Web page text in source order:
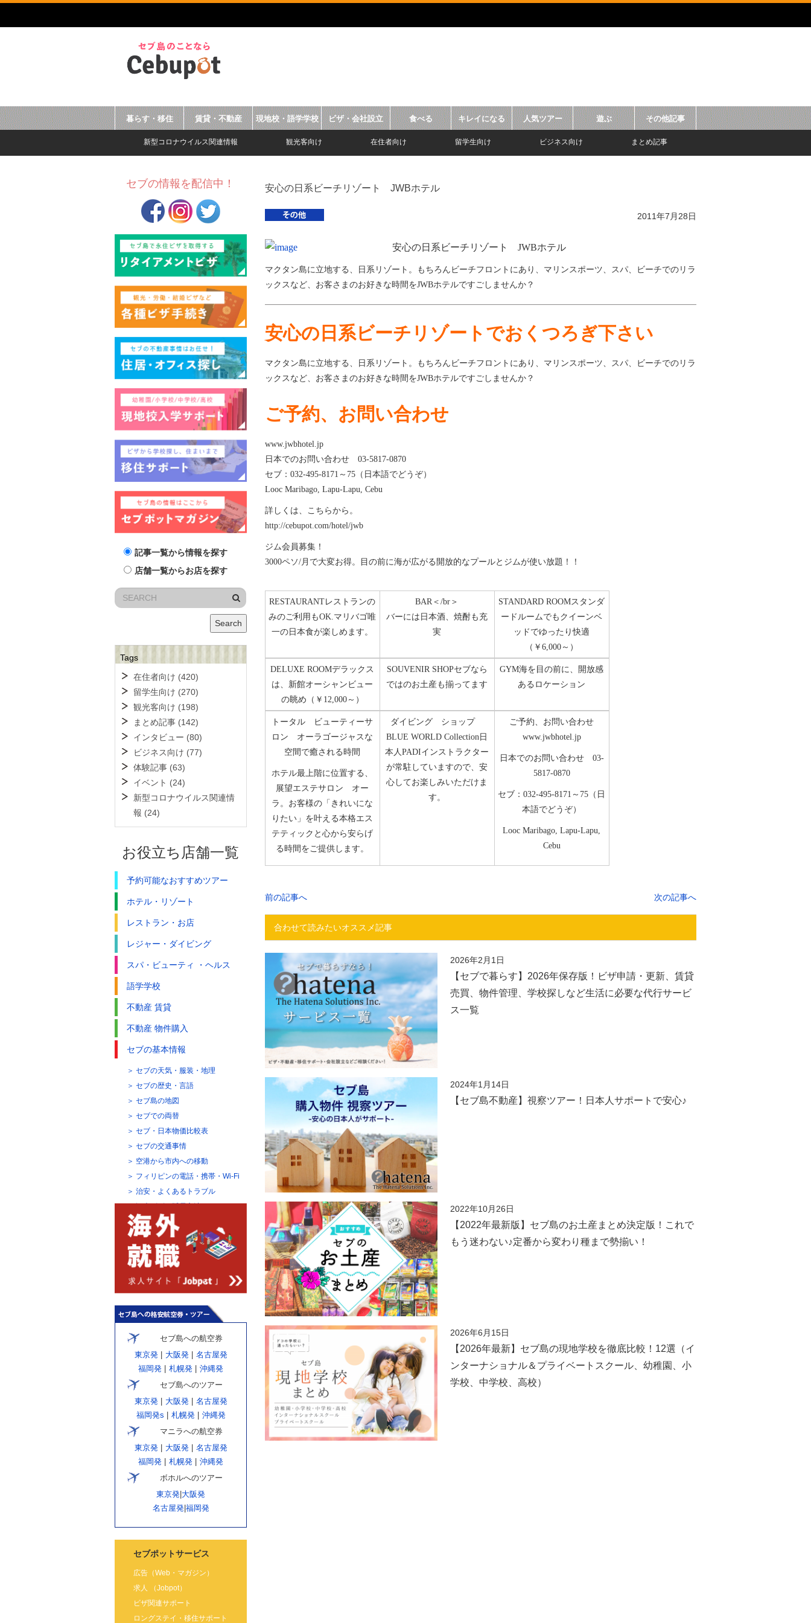
暮らす・移住 賃貸・不動産 現地校・語学学校 ビザ・会社設立 食べる キレイになる 人気ツアー 遊ぶ その他記事
新型コロナウイルス関連情報 観光客向け 在住者向け 留学生向け ビジネス向け まとめ記事
安心の日系ビーチリゾート JWBホテル
2011年7月28日
安心の日系ビーチリゾート JWBホテル
マクタン島に立地する、日系リゾート。もちろんビーチフロントにあり、マリンスポーツ、スパ、ビーチでのリラ
ックスなど、お客さまのお好きな時間をJWBホテルですごしませんか？
安心の日系ビーチリゾートでおくつろぎ下さい
マクタン島に立地する、日系リゾート。もちろんビーチフロントにあり、マリンスポーツ、スパ、ビーチでのリラ
ックスなど、お客さまのお好きな時間をJWBホテルですごしませんか？
ご予約、お問い合わせ
www.jwbhotel.jp
日本でのお問い合わせ 03-5817-0870
セブ：032-495-8171～75（日本語でどうぞ）
Looc Maribago, Lapu-Lapu, Cebu
詳しくは、こちらから。
http://cebupot.com/hotel/jwb
ジム会員募集！
3000ペソ/月で大変お得。目の前に海が広がる開放的なプールとジムが使い放題！！
RESTAURANTレストランの
みのご利用もOK.マリバゴ唯
一の日本食が楽しめます。
BAR＜/br＞
バーには日本酒、焼酎も充
実
STANDARD ROOMスタンダ
ードルームでもクイーンベ
ッドでゆったり快適
（￥6,000～）
DELUXE ROOMデラックス
は、新館オーシャンビュー
の眺め（￥12,000～）
SOUVENIR SHOPセブなら
ではのお土産も揃ってます
GYM海を目の前に、開放感
あるロケーション
トータル ビューティーサ
ロン オーラ ゴージャスな
空間で癒される時間
ホテル最上階に位置する、
展望エステサロン オー
ラ。お客様の「きれいにな
りたい」を叶える本格エス
テティックと心から安らげ
る時間をご提供します。
ダイビング ショップ
BLUE WORLD Collection 日
本人PADIインストラクター
が常駐していますので、安
心してお楽しみいただけま
す。
ご予約、お問い合わせ
www.jwbhotel.jp
日本でのお問い合わせ 03-
5817-0870
セブ：032-495-8171～75（日
本語でどうぞ）
Looc Maribago, Lapu-Lapu,
Cebu
前の記事へ 次の記事へ
合わせて読みたいオススメ記事
2026年2月1日
【セブで暮らす】2026年保存版！ビザ申請・更新、賃貸
売買、物件管理、学校探しなど生活に必要な代行サービ
ス一覧
2024年1月14日
【セブ島不動産】視察ツアー！日本人サポートで安心♪
2022年10月26日
【2022年最新版】セブ島のお土産まとめ決定版！これで
もう迷わない♪定番から変わり種まで勢揃い！
2026年6月15日
【2026年最新】セブ島の現地学校を徹底比較！12選（イ
ンターナショナル＆プライベートスクール、幼稚園、小
学校、中学校、高校）
セブの情報を配信中！
記事一覧から情報を探す
店舗一覧からお店を探す
Search
Tags
在住者向け (420)
留学生向け (270)
観光客向け (198)
まとめ記事 (142)
インタビュー (80)
ビジネス向け (77)
体験記事 (63)
イベント (24)
新型コロナウイルス関連情
報 (24)
お役立ち店舗一覧
予約可能なおすすめツアー
ホテル・リゾート
レストラン・お店
レジャー・ダイビング
スパ・ビューティ ・ヘルス
語学学校
不動産 賃貸
不動産 物件購入
セブの基本情報
セブの天気・服装・地理
セブの歴史・言語
セブ島の地図
セブでの両替
セブ・日本物価比較表
セブの交通事情
空港から市内への移動
フィリピンの電話・携帯・Wi-Fi
治安・よくあるトラブル
観光ビザの延長方法
セブ島への航空券
東京発| 大阪発| 名古屋発
福岡発
札幌発
沖縄発
セブ島へのツアー
東京発| 大阪発| 名古屋発
福岡発s
札幌発| 沖縄発
マニラへの航空券
東京発| 大阪発| 名古屋発
福岡発
札幌発
沖縄発
ボホルへのツアー
東京発 大阪発
名古屋発| 福岡発
セブポットサービス
広告（Web・マガジン）
求人 （Jobpot）
ビザ関連サポート
ロングステイ・移住サポート